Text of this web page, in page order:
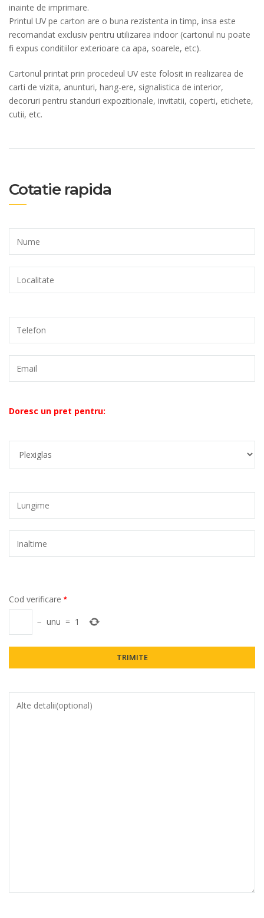
inainte de imprimare.
Printul UV pe carton are o buna rezistenta in timp, insa este
recomandat exclusiv pentru utilizarea indoor (cartonul nu poate
fi expus conditiilor exterioare ca apa, soarele, etc).
Cartonul printat prin procedeul UV este folosit in realizarea de
carti de vizita, anunturi, hang-ere, signalistica de interior,
decoruri pentru standuri expozitionale, invitatii, coperti, etichete,
cutii, etc.
Cotatie rapida
Doresc un pret pentru:
Cod verificare *
− unu = 1